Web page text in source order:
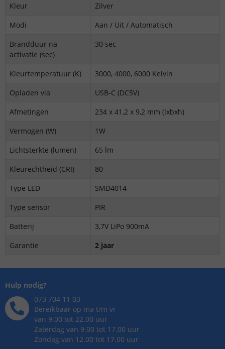
Kleur
Zilver
Modi
Aan / Uit / Automatisch
Brandduur na
activatie (sec)
30 sec
Kleurtemperatuur (K)
3000, 4000, 6000 Kelvin
Opladen via
USB-C (DC5V)
Afmetingen
234 x 41,2 x 9,2 mm (lxbxh)
Vermogen (W)
1W
Lichtsterkte (lumen)
65 lm
Kleurechtheid (CRI)
80
Type LED
SMD4014
Type sensor
PIR
Batterij
3,7V LiPo 900mA
Garantie
2 jaar
Hulp nodig?
073 704 11 03
Bereikbaar op ma t/m vr
van 9.00 tot 22.00 uur
Zaterdag van 9.00 tot 17.00 uur
Zondag van 12.00 tot 17.00 uur